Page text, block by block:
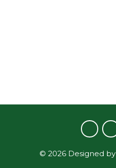
© 2026 Designed by